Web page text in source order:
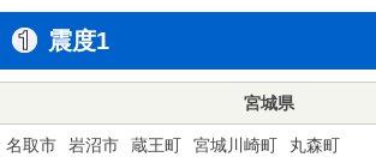
震度1
宮城県
名取市 岩沼市 蔵王町 宮城川崎町 丸森町